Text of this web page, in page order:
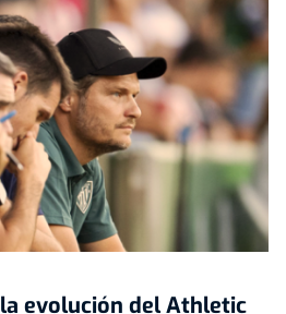
evolución del Athletic